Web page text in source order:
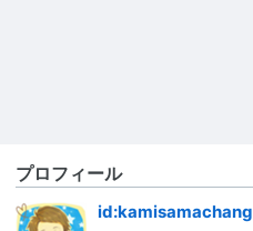
プロフィール
id:kamisamachang